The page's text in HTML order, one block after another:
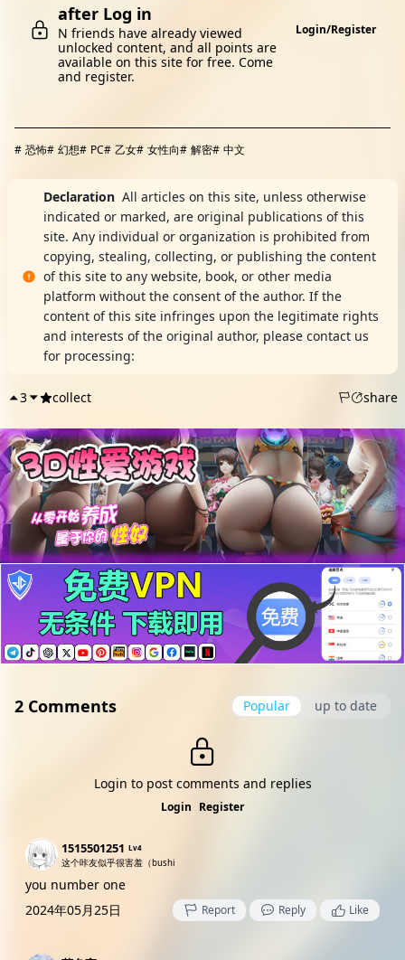
after Log in
N friends have already viewed
unlocked content, and all points are
available on this site for free. Come
and register.
Login/Register
# 恐怖# 幻想# PC# 乙女# 女性向# 解密# 中文
Declaration All articles on this site, unless otherwise
indicated or marked, are original publications of this
site. Any individual or organization is prohibited from
copying, stealing, collecting, or publishing the content
of this site to any website, book, or other media
platform without the consent of the author. If the
content of this site infringes upon the legitimate rights
and interests of the original author, please contact us
for processing:
3 collect share
2 Comments Popular up to date
Login to post comments and replies
Login Register
1515501251 Lv4
这个咔友似乎很害羞（bushi
you number one
2024年05月25日
Report Reply Like